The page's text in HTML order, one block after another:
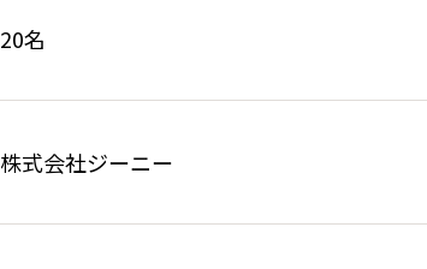
20名
株式会社ジーニー